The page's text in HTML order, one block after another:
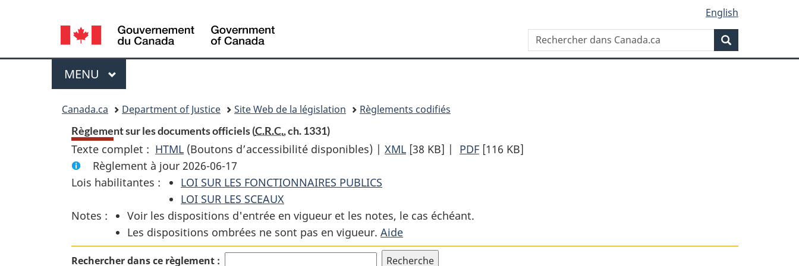
principal
À
site
version
Language
selection
English
Rechercher
dans
Canada.ca
Menu
MENU PRINCIPAL
Canada.ca Department of Justice Site Web de la législation
Règlements codifiés
Règlement sur les documents officiels (C.R.C., ch. 1331)
Texte complet : HTML Texte
complet
:
Règlement
sur
les
documents
(Boutons d’accessibilité disponibles) | XML Texte
sur
documents
[38 KB] | PDF Texte
documents
[116 KB]
Règlement à jour 2026-06-17
Lois habilitantes :
LOI SUR LES FONCTIONNAIRES PUBLICS
LOI SUR LES SCEAUX
Notes :
Voir les dispositions d'entrée en vigueur et les notes, le cas échéant.
Les dispositions ombrées ne sont pas en vigueur. Aide
Rechercher dans ce règlement :